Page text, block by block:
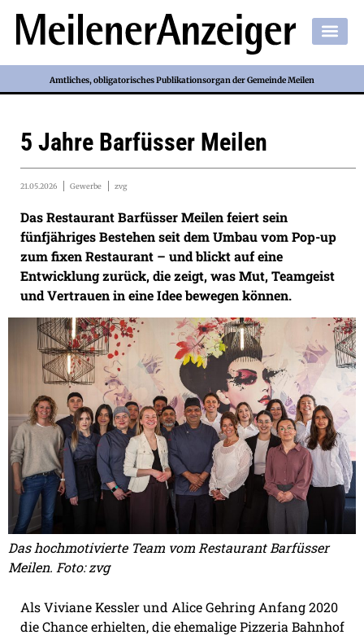
Amtliches, obligatorisches Publikationsorgan der Gemeinde Meilen
5 Jahre Barfüsser Meilen
21.05.2026 Gewerbe zvg
Das Restaurant Barfüsser Meilen feiert sein
fünfjähriges Bestehen seit dem Umbau vom Pop-up
zum fixen Restaurant – und blickt auf eine
Entwicklung zurück, die zeigt, was Mut, Teamgeist
und Vertrauen in eine Idee bewegen können.
Das hochmotivierte Team vom Restaurant Barfüsser
Meilen. Foto: zvg
Als Viviane Kessler und Alice Gehring Anfang 2020
die Chance erhielten, die ehemalige Pizzeria Bahnhof